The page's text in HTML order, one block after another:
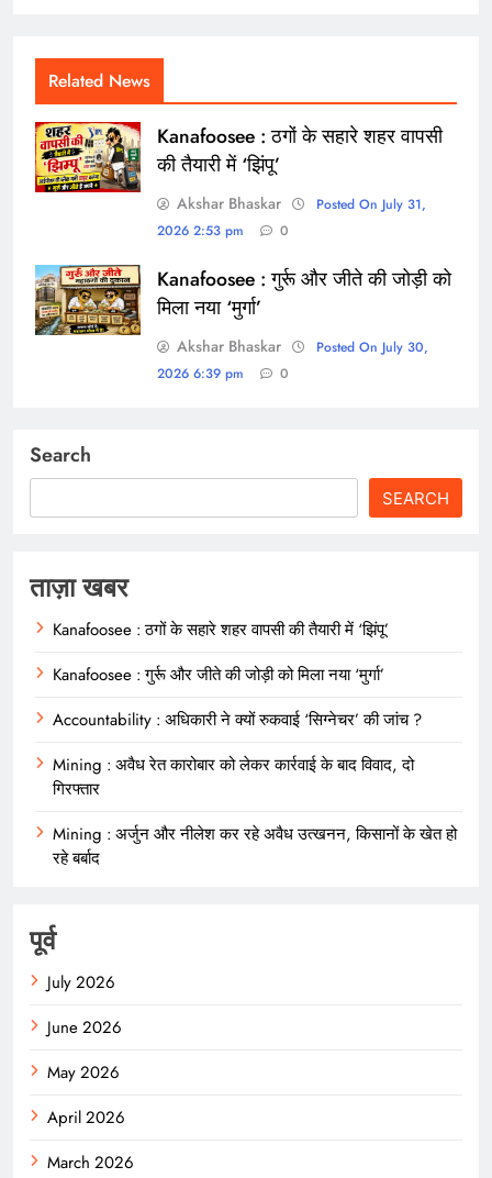
Related News
Kanafoosee : ठगों के सहारे शहर वापसी
की तैयारी में ‘झिंपू’
Akshar Bhaskar
Posted On July 31,
2026 2:53 pm
0
Kanafoosee : गुर्रू और जीते की जोड़ी को
मिला नया ‘मुर्गा’
Akshar Bhaskar
Posted On July 30,
2026 6:39 pm
0
Search
SEARCH
ताज़ा खबर
Kanafoosee : ठगों के सहारे शहर वापसी की तैयारी में ‘झिंपू’
Kanafoosee : गुर्रू और जीते की जोड़ी को मिला नया ‘मुर्गा’
Accountability : अधिकारी ने क्यों रुकवाई ‘सिग्नेचर’ की जांच ?
Mining : अवैध रेत कारोबार को लेकर कार्रवाई के बाद विवाद, दो
गिरफ्तार
Mining : अर्जुन और नीलेश कर रहे अवैध उत्खनन, किसानों के खेत हो
रहे बर्बाद
पूर्व
July 2026
June 2026
May 2026
April 2026
March 2026